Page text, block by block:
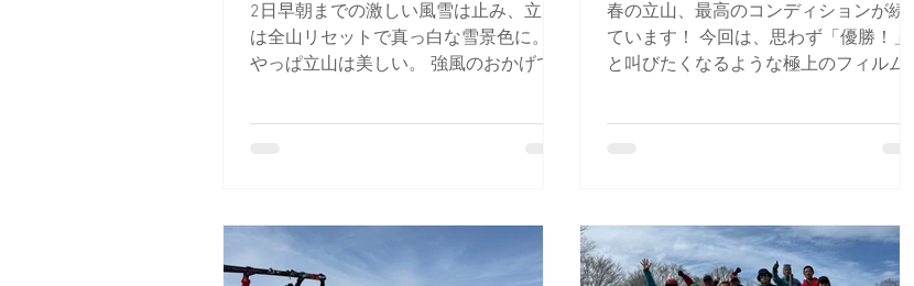
2日早朝までの激しい風雪は止み、立山
は全山リセットで真っ白な雪景色に。
やっぱ立山は美しい。 強風のおかげで
昇温でスキーはよく走り、カービングタ
春の立山、最高のコンディションが続い
ています！ 今回は、思わず「優勝！」
と叫びたくなるような極上のフィルムク
アー映像をYouTubeにアップしました。